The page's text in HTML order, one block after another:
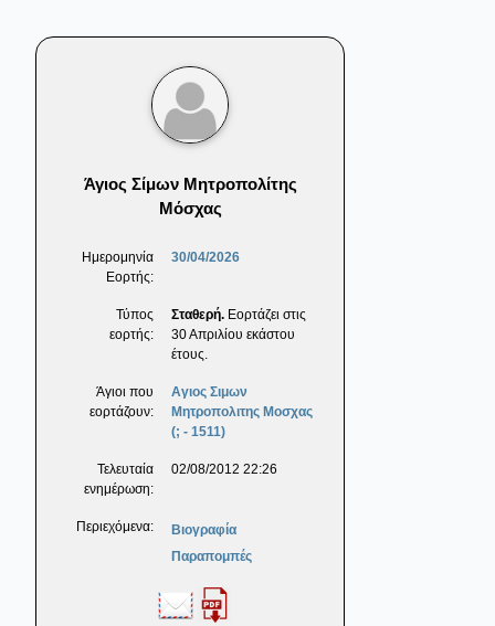
Άγιος Σίμων Μητροπολίτης
Μόσχας
Ημερομηνία
Εορτής:
30/04/2026
Τύπος
εορτής:
Σταθερή. Εορτάζει στις
30 Απριλίου εκάστου
έτους.
Άγιοι που
εορτάζουν:
Αγιος Σιμων
Μητροπολιτης Μοσχας
(; - 1511)
Τελευταία
ενημέρωση:
02/08/2012 22:26
Περιεχόμενα:
Βιογραφία
Παραπομπές